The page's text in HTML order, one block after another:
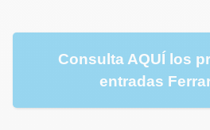
Consulta AQUÍ los
entradas